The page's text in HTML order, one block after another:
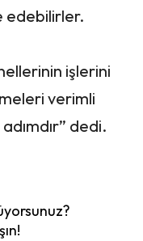
edebilirler.
işlerini
verimli
dedi.